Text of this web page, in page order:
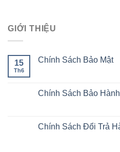
GIỚI THIỆU
15
Th6
Chính Sách Bảo Mật
Chính Sách Bảo Hành
Chính Sách Đổi Trả